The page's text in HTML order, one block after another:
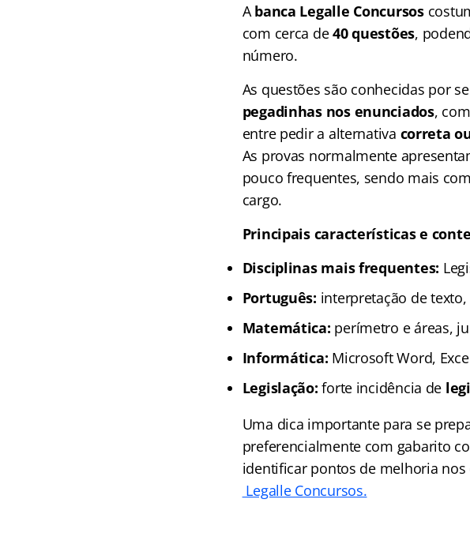
Abanca Legalle Concursos
com cerca de40 questões,
número.
As questões são conhecidas por
pegadinhas nos enunciados,
entre pedir a alternativa correta
As provas normalmente
pouco frequentes, sendo mais
cargo.
Principais características e
Disciplinas mais frequentes:
Português: interpretação de
Matemática: perímetro e áreas,
Informática: Microsoft Word,
Legislação: forte incidência de
Uma dica importante para se
preferencialmente com gabarito
identificar pontos de melhoria nos
Legalle Concursos.